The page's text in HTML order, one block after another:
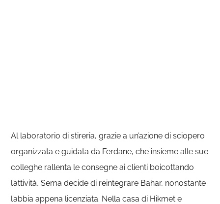
Al laboratorio di stireria, grazie a un’azione di sciopero
organizzata e guidata da Ferdane, che insieme alle sue
colleghe rallenta le consegne ai clienti boicottando
l’attività, Sema decide di reintegrare Bahar, nonostante
l’abbia appena licenziata. Nella casa di Hikmet e